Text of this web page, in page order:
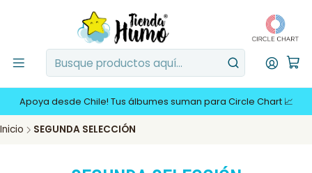
Apoya desde Chile! Tus álbumes suman para Circle Chart 📈
Inicio SEGUNDA SELECCIÓN